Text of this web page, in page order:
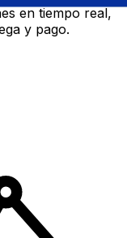
en tiempo real,
y pago.